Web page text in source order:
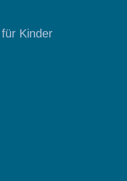
Kinder